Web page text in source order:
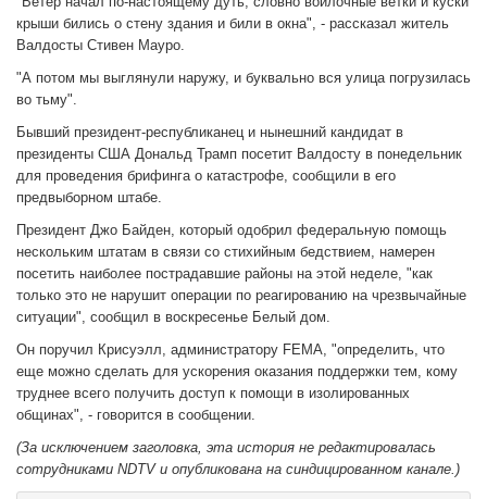
крыши бились о стену здания и били в окна", - рассказал житель
Валдосты Стивен Мауро.
"А потом мы выглянули наружу, и буквально вся улица погрузилась
во тьму".
Бывший президент-республиканец и нынешний кандидат в
президенты США Дональд Трамп посетит Валдосту в понедельник
для проведения брифинга о катастрофе, сообщили в его
предвыборном штабе.
Президент Джо Байден, который одобрил федеральную помощь
нескольким штатам в связи со стихийным бедствием, намерен
посетить наиболее пострадавшие районы на этой неделе, "как
только это не нарушит операции по реагированию на чрезвычайные
ситуации", сообщил в воскресенье Белый дом.
Он поручил Крисуэлл, администратору FEMA, "определить, что
еще можно сделать для ускорения оказания поддержки тем, кому
труднее всего получить доступ к помощи в изолированных
общинах", - говорится в сообщении.
(За исключением заголовка, эта история не редактировалась
сотрудниками NDTV и опубликована на синдицированном канале.)